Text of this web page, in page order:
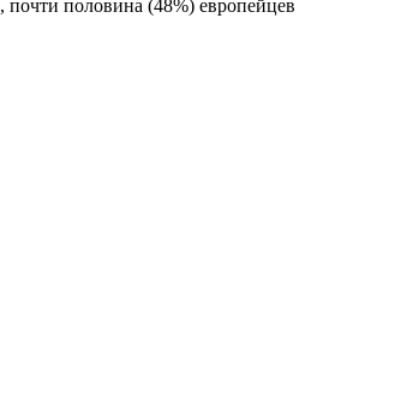
почти половина (48%) европейцев